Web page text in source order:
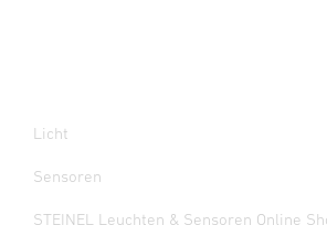
Licht
Sensoren
STEINEL Leuchten & Sensoren Online